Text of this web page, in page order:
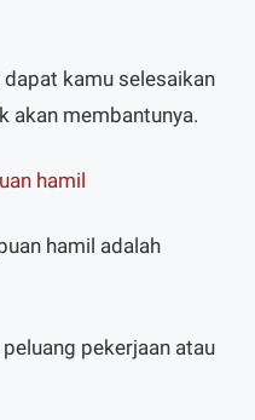
dapat kamu selesaikan
akan membantunya.
hamil
hamil adalah
pekerjaan atau